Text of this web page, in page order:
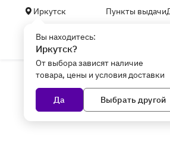
Иркутск Пункты выдачи
Вы находитесь:
Иркутск?
От выбора зависят наличие
товара, цены и условия доставки
Да Выбрать другой
Главная Уцененные товары
Умные